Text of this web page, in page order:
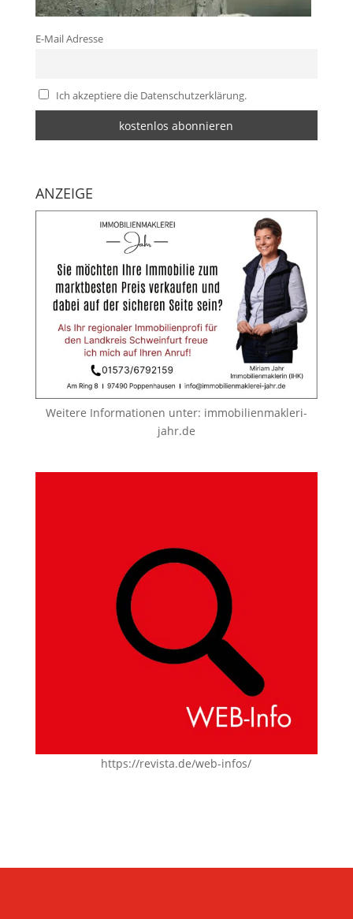
E-Mail Adresse
Ich akzeptiere die Datenschutzerklärung.
ANZEIGE
Weitere Informationen unter: immobilienmakleri-
jahr.de
https://revista.de/web-infos/